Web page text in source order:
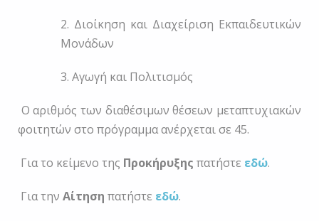
2. Διοίκηση και Διαχείριση Εκπαιδευτικών
Μονάδων
3. Αγωγή και Πολιτισμός
Ο αριθμός των διαθέσιμων θέσεων μεταπτυχιακών
φοιτητών στο πρόγραμμα ανέρχεται σε 45.
Για το κείμενο της Προκήρυξης πατήστε εδώ.
Για την Αίτηση πατήστε εδώ.